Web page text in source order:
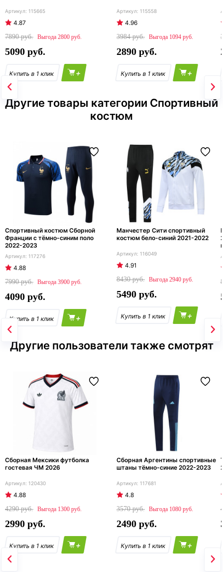
115665
4.87
7890
2800
5090
+
115558
4.96
3984
1094
2890
+
Другие товары категории Спортивный
костюм
Спортивный костюм Сборной
Франции с тёмно-синим поло
2022-2023
117276
4.88
7990
3900
4090
+
Манчестер Сити спортивный
костюм бело-синий 2021-2022
116049
4.91
8430
2940
5490
+
Другие пользователи также смотрят
Сборная Мексики футболка
гостевая ЧМ 2026
120430
4.88
4290
1300
2990
+
Сборная Аргентины спортивные
штаны тёмно-синие 2022-2023
117681
4.8
3570
1080
2490
+